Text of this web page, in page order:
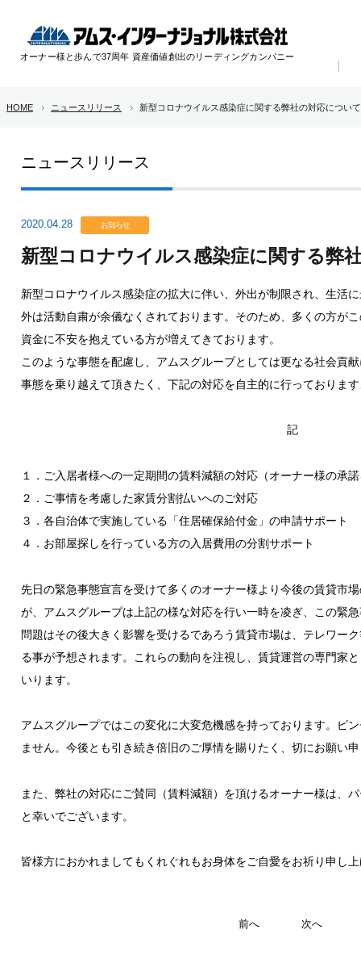
オーナー様と歩んで37周年 資産価値創出のリーディングカンパニー
HOME ニュースリリース 新型コロナウイルス感染症に関する弊社の対応について
ニュースリリース
2020.04.28 お知らせ
新型コロナウイルス感染症に関する弊
新型コロナウイルス感染症の拡大に伴い、外出が制限され、生活
外は活動自粛が余儀なくされております。そのため、多くの方が
資金に不安を抱えている方が増えてきております。
このような事態を配慮し、アムスグループとしては更なる社会貢
事態を乗り越えて頂きたく、下記の対応を自主的に行っておりま
記
１．ご入居者様への一定期間の賃料減額の対応（オーナー様の承
２．ご事情を考慮した家賃分割払いへのご対応
３．各自治体で実施している「住居確保給付金」の申請サポート
４．お部屋探しを行っている方の入居費用の分割サポート
先日の緊急事態宣言を受けて多くのオーナー様より今後の賃貸市
が、アムスグループは上記の様な対応を行い一時を凌ぎ、この緊
問題はその後大きく影響を受けるであろう賃貸市場は、テレワー
る事が予想されます。これらの動向を注視し、賃貸運営の専門家
いります。
アムスグループではこの変化に大変危機感を持っております。ピ
ません。今後とも引き続き倍旧のご厚情を賜りたく、切にお願い
また、弊社の対応にご賛同（賃料減額）を頂けるオーナー様は、
と幸いでございます。
皆様方におかれましてもくれぐれもお身体をご自愛をお祈り申し
前へ 次へ